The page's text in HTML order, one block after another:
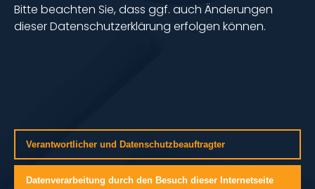
Bitte beachten Sie, dass ggf. auch Änderungen
dieser Datenschutzerklärung erfolgen können.
Verantwortlicher und Datenschutzbeauftragter
Datenverarbeitung durch den Besuch dieser Internetseite